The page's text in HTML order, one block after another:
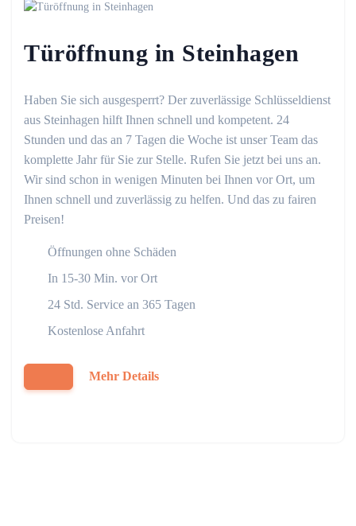
Türöffnung in Steinhagen
Haben Sie sich ausgesperrt? Der zuverlässige Schlüsseldienst
aus Steinhagen hilft Ihnen schnell und kompetent. 24
Stunden und das an 7 Tagen die Woche ist unser Team das
komplette Jahr für Sie zur Stelle. Rufen Sie jetzt bei uns an.
Wir sind schon in wenigen Minuten bei Ihnen vor Ort, um
Ihnen schnell und zuverlässig zu helfen. Und das zu fairen
Preisen!
Öffnungen ohne Schäden
In 15-30 Min. vor Ort
24 Std. Service an 365 Tagen
Kostenlose Anfahrt
Mehr Details